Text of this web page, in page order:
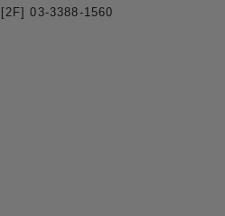
03-3388-1560